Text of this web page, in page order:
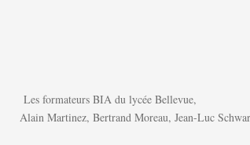
Les formateurs BIA du lycée Bellevue,
Alain Martinez, Bertrand Moreau, Jean-Luc